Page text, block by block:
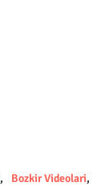
Bozkir Videolari